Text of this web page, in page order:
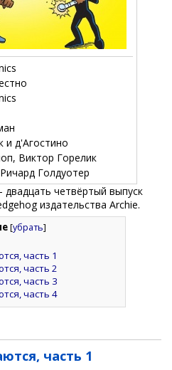
и д'Aгостино
Виктор Горелик
Голдуотер
четвёртый выпуск
издательства Archie.
[убрать]
часть 1
часть 2
часть 3
часть 4
часть 1